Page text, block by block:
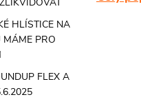
HLÍSTICE NA
MÁME PRO
FLEX A
po